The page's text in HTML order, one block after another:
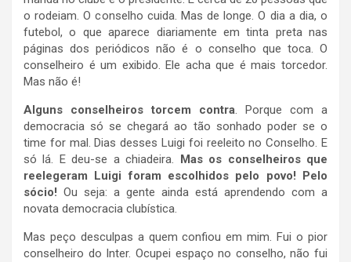
o rodeiam. O conselho cuida. Mas de longe. O dia a dia, o
futebol, o que aparece diariamente em tinta preta nas
páginas dos periódicos não é o conselho que toca. O
conselheiro é um exibido. Ele acha que é mais torcedor.
Mas não é!
Alguns conselheiros torcem contra. Porque com a
democracia só se chegará ao tão sonhado poder se o
time for mal. Dias desses Luigi foi reeleito no Conselho. E
só lá. E deu-se a chiadeira. Mas os conselheiros que
reelegeram Luigi foram escolhidos pelo povo! Pelo
sócio! Ou seja: a gente ainda está aprendendo com a
novata democracia clubística.
Mas peço desculpas a quem confiou em mim. Fui o pior
conselheiro do Inter. Ocupei espaço no conselho, não fui